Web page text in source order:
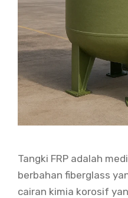
Tangki FRP adalah
berbahan fiberglass
cairan kimia korosif